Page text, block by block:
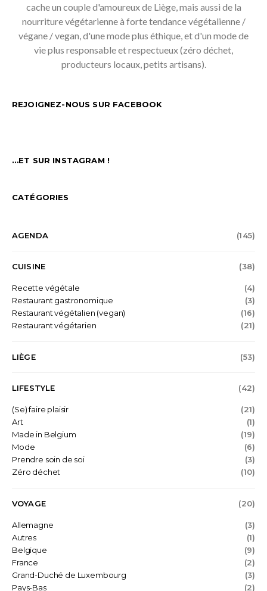
cache un couple d'amoureux de Liège, mais aussi de la
nourriture végétarienne à forte tendance végétalienne /
végane / vegan, d'une mode plus éthique, et d'un mode de
vie plus responsable et respectueux (zéro déchet,
producteurs locaux, petits artisans).
REJOIGNEZ-NOUS SUR FACEBOOK
…ET SUR INSTAGRAM !
CATÉGORIES
AGENDA (145)
CUISINE (38)
Recette végétale
(4)
Restaurant gastronomique
(3)
Restaurant végétalien (vegan)
(16)
Restaurant végétarien
(21)
LIÈGE (53)
LIFESTYLE (42)
(Se) faire plaisir
(21)
Art
(1)
Made in Belgium
(19)
Mode
(6)
Prendre soin de soi
(3)
Zéro déchet
(10)
VOYAGE (20)
Allemagne
(3)
Autres
(1)
Belgique
(9)
France
(2)
Grand-Duché de Luxembourg
(3)
Pays-Bas
(2)